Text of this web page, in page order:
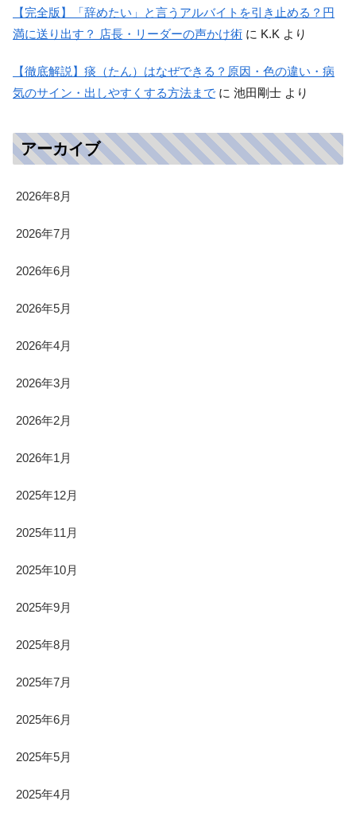
【完全版】「辞めたい」と言うアルバイトを引き止める？円
満に送り出す？ 店長・リーダーの声かけ術 に K.K より
【徹底解説】痰（たん）はなぜできる？原因・色の違い・病
気のサイン・出しやすくする方法まで に 池田剛士 より
アーカイブ
2026年8月
2026年7月
2026年6月
2026年5月
2026年4月
2026年3月
2026年2月
2026年1月
2025年12月
2025年11月
2025年10月
2025年9月
2025年8月
2025年7月
2025年6月
2025年5月
2025年4月